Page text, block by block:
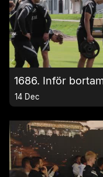
1686. Inför
14 Dec